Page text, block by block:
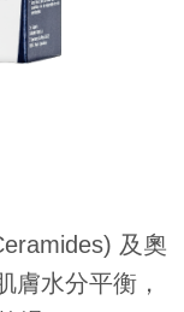
及奧
膚水分平衡，